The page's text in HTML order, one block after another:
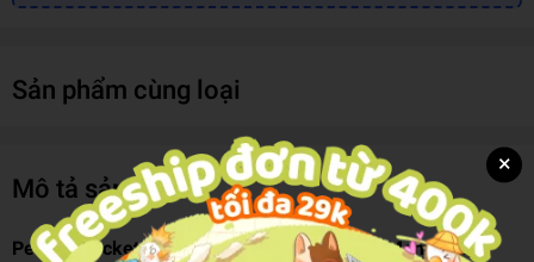
Sản phẩm cùng loại
Mô tả sản phẩm
Perfect Pocket Puzzles: Word Searches 2 _ Mom 0626
×